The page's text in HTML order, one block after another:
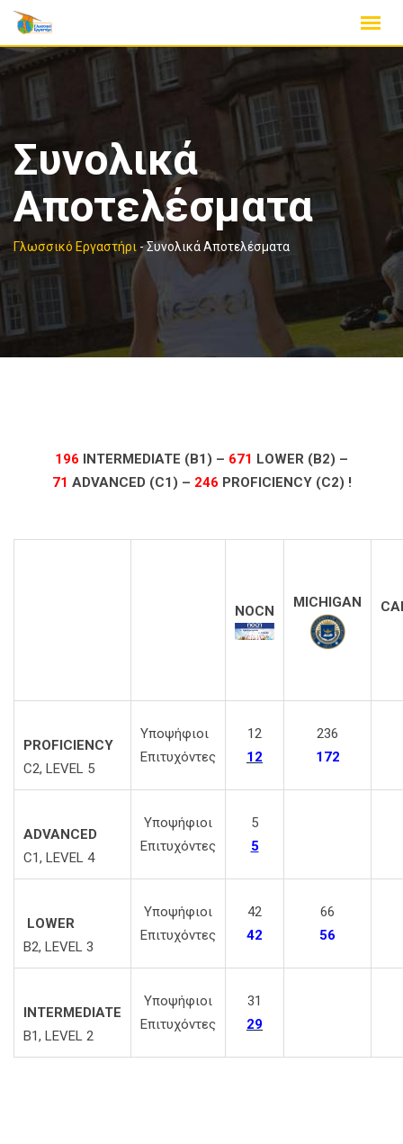
Skip
content
Συνολικά
Αποτελέσματα
Γλωσσικό Εργαστήρι -Συνολικά Αποτελέσματα
196 INTERMEDIATE (B1) – 671 LOWER (B2) –
71 ADVANCED (C1) – 246 PROFICIENCY (C2) !
NOCN
MICHIGAN
PROFICIENCY
C2, LEVEL 5
Υποψήφιοι
Επιτυχόντες
12
12
236
172
ADVANCED
C1, LEVEL 4
Υποψήφιοι
Επιτυχόντες
5
5
LOWER
B2, LEVEL 3
Υποψήφιοι
Επιτυχόντες
42
42
66
56
INTERMEDIATE
B1, LEVEL 2
Υποψήφιοι
Επιτυχόντες
31
29